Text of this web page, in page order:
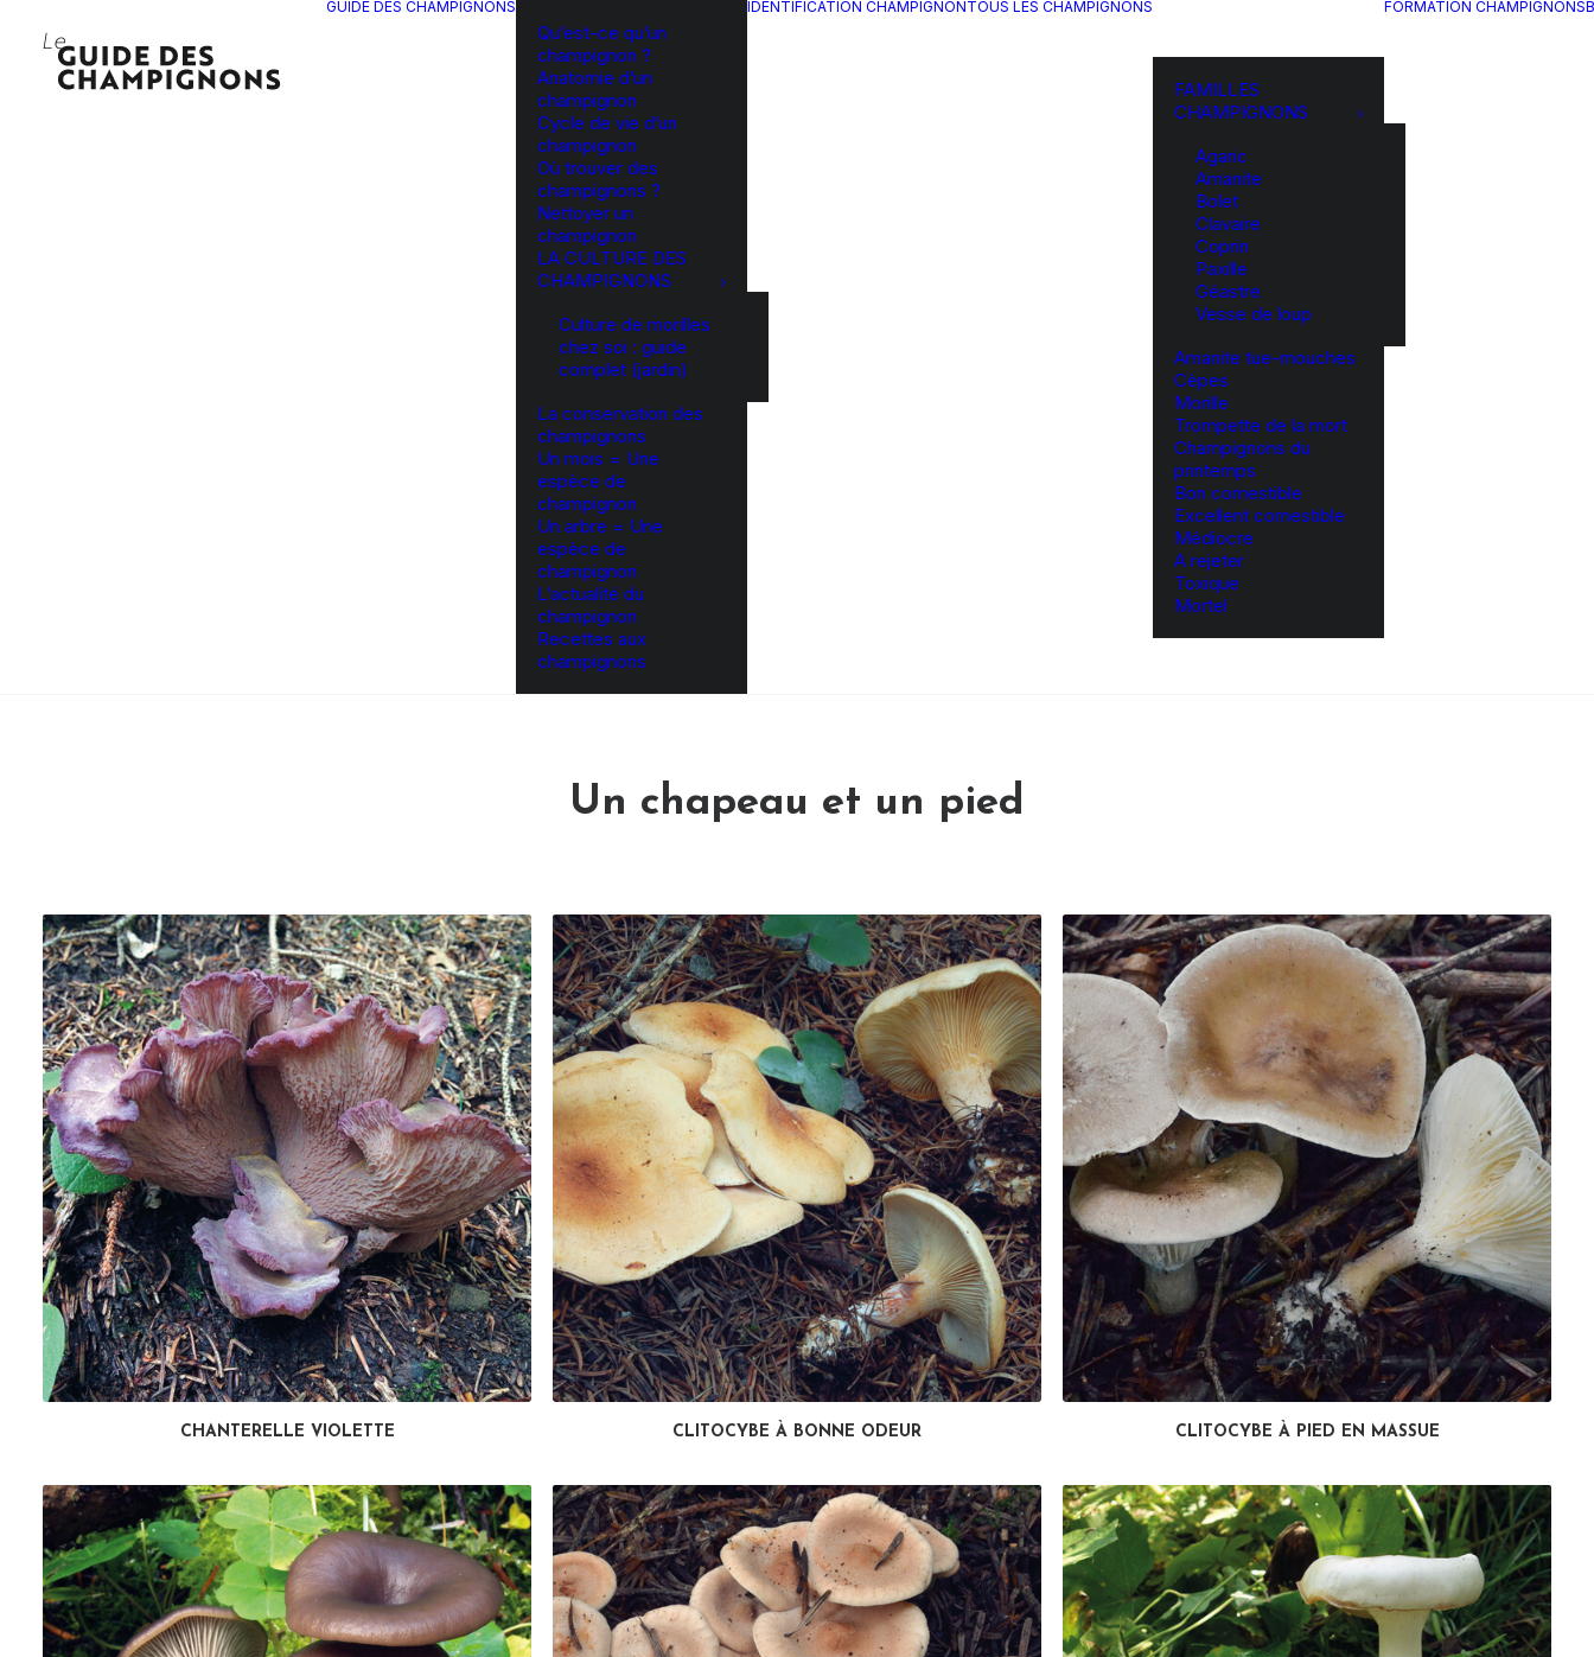
GUIDE DES CHAMPIGNONS
Qu’est-ce qu’un
champignon ?
Anatomie d’un
champignon
Cycle de vie d’un
champignon
Où trouver des
champignons ?
Nettoyer un
champignon
LA CULTURE DES
CHAMPIGNONS
Culture de morilles
chez soi : guide
complet (jardin)
La conservation des
champignons
Un mois = Une
espèce de
champignon
Un arbre = Une
espèce de
champignon
L’actualité du
champignon
Recettes aux
champignons
IDENTIFICATION CHAMPIGNONTOUS LES CHAMPIGNONS
FAMILLES
CHAMPIGNONS
Agaric
Amanite
Bolet
Clavaire
Coprin
Paxille
Géastre
Vesse de loup
Amanite tue-mouches
Cèpes
Morille
Trompette de la mort
Champignons du
printemps
Bon comestible
Excellent comestible
Médiocre
A rejeter
Toxique
Mortel
FORMATION CHAMPIGNONS
Un chapeau et un pied
CHANTERELLE VIOLETTE
CLITOCYBE À BONNE ODEUR
CLITOCYBE À PIED EN MASSUE